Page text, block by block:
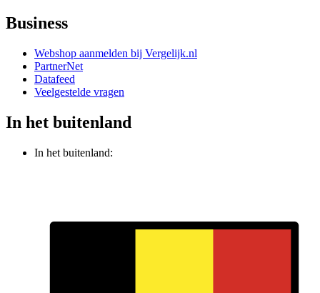
Business
Webshop aanmelden bij Vergelijk.nl
PartnerNet
Datafeed
Veelgestelde vragen
In het buitenland
In het buitenland: